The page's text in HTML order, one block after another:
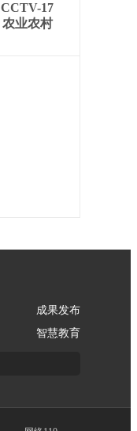
CCTV-17
农业农村
成果发布
智慧教育